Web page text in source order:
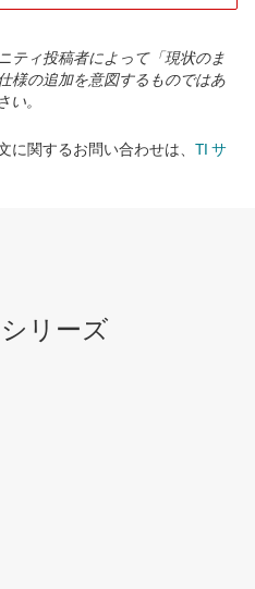
ティ投稿者によって「現状のま
様の追加を意図するものではあ
い。
に関するお問い合わせは、 TI サ
リーズ